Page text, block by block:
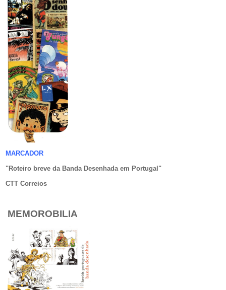
MARCADOR
"Roteiro breve da Banda Desenhada em Portugal "
CTT Correios
MEMOROBILIA